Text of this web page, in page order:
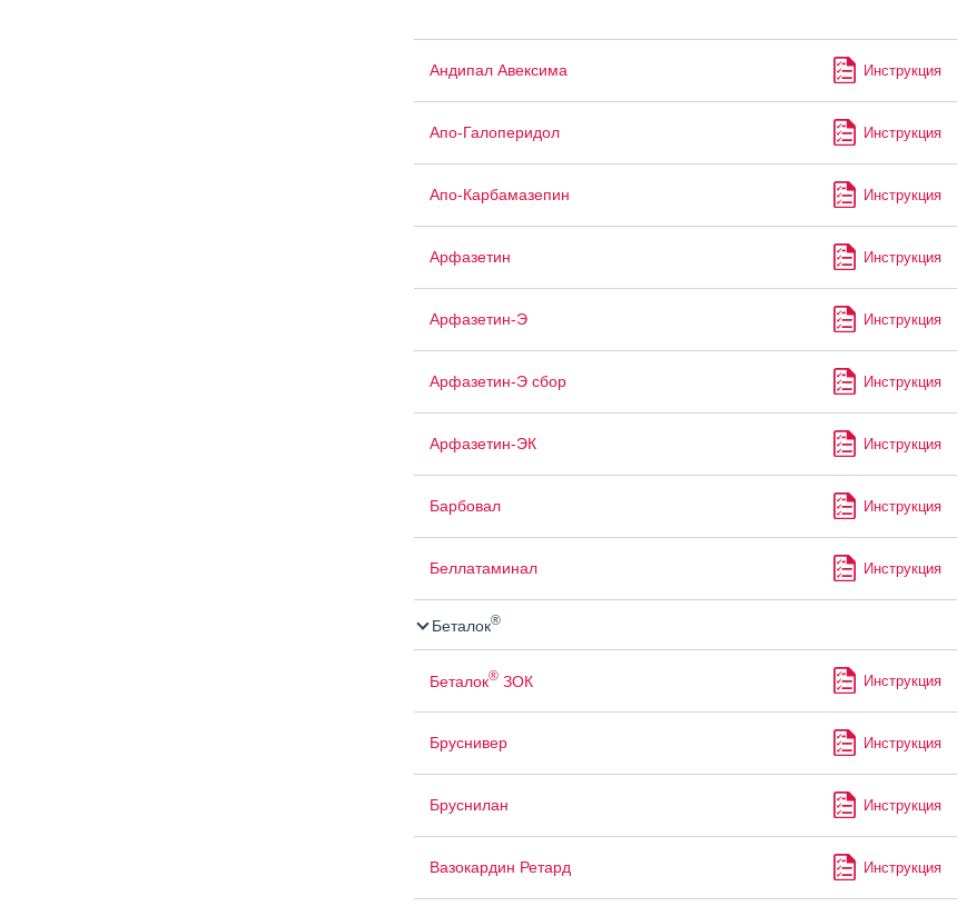
Андипал Авексима Инструкция
Апо-Галоперидол Инструкция
Апо-Карбамазепин Инструкция
Арфазетин Инструкция
Арфазетин-Э Инструкция
Арфазетин-Э сбор Инструкция
Арфазетин-ЭК Инструкция
Барбовал Инструкция
Беллатаминал Инструкция
Беталок®
Беталок®ЗОК Инструкция
Бруснивер Инструкция
Бруснилан Инструкция
Вазокардин Ретард Инструкция